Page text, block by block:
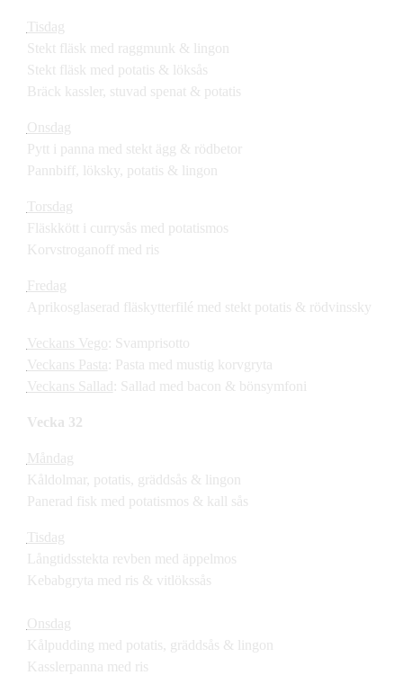
Tisdag
Stekt fläsk med raggmunk & lingon
Stekt fläsk med potatis & löksås
Bräck kassler, stuvad spenat & potatis
Onsdag
Pytt i panna med stekt ägg & rödbetor
Pannbiff, löksky, potatis & lingon
Torsdag
Fläskkött i currysås med potatismos
Korvstroganoff med ris
Fredag
Aprikosglaserad fläskytterfilé med stekt potatis & rödvinssky
Veckans Vego : Svamprisotto
Veckans Pasta : Pasta med mustig korvgryta
Veckans Sallad : Sallad med bacon & bönsymfoni
Vecka 32
Måndag
Kåldolmar, potatis, gräddsås & lingon
Panerad fisk med potatismos & kall sås
Tisdag
Långtidsstekta revben med äppelmos
Kebabgryta med ris & vitlökssås
Onsdag
Kålpudding med potatis, gräddsås & lingon
Kasslerpanna med ris